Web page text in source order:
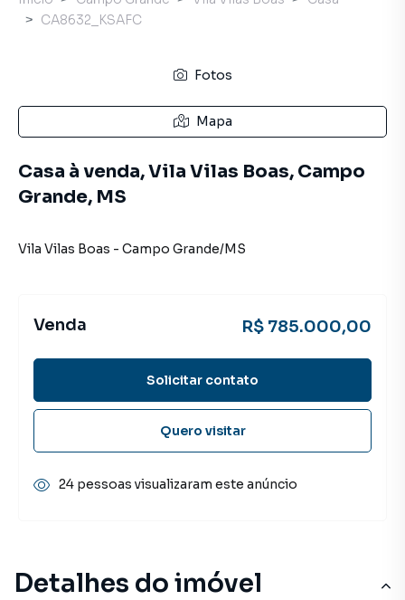
Detalhes do imóvel
CA8632_KSAFC
Fotos
Mapa
Casa à venda, Vila Vilas Boas, Campo
Grande, MS
Vila Vilas Boas - Campo Grande/MS
Venda R$ 785.000,00
Solicitar contato
Quero visitar
24 pessoas visualizaram este anúncio